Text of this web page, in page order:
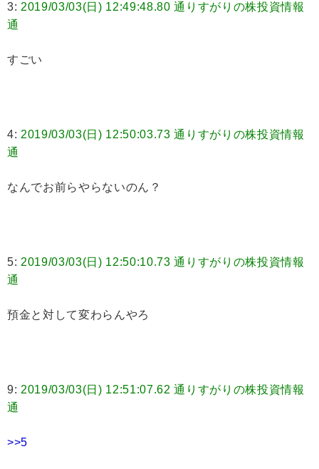
3: 2019/03/03(日) 12:49:48.80 通りすがりの株投資情報
通
すごい
4: 2019/03/03(日) 12:50:03.73 通りすがりの株投資情報
通
なんでお前らやらないのん？
5: 2019/03/03(日) 12:50:10.73 通りすがりの株投資情報
通
預金と対して変わらんやろ
9: 2019/03/03(日) 12:51:07.62 通りすがりの株投資情報
通
>>5